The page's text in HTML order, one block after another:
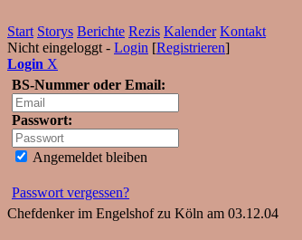
Start Storys Berichte Rezis Kalender Kontakt
Nicht eingeloggt - Login [Registrieren]
Login X
BS-Nummer oder Email:
Passwort:
Angemeldet bleiben
Passwort vergessen?
Chefdenker im Engelshof zu Köln am 03.12.04